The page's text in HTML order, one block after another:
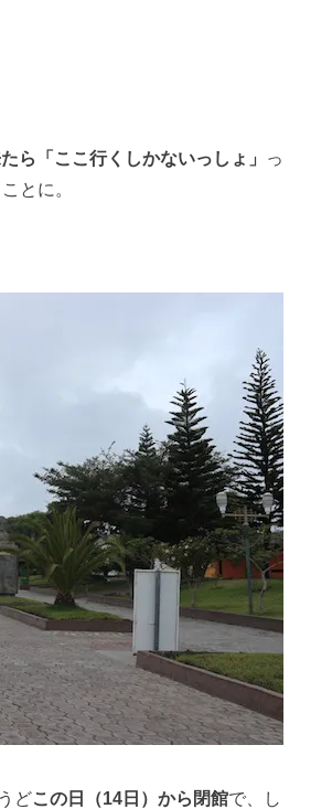
ら「ここ行くしかないっしょ」
っ
とに。
どこの日（14日）から閉館で、し